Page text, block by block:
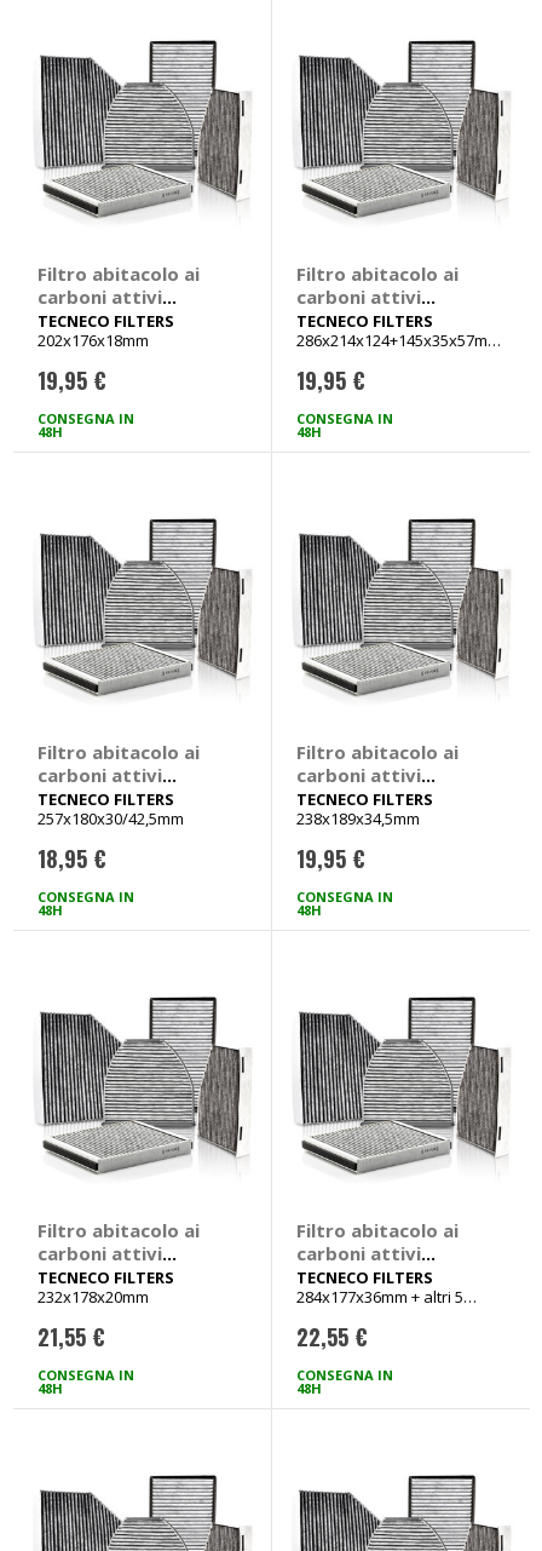
Filtro abitacolo ai
carboni attivi
Carbon Air -
TECNECO FILTERS
Ford Ka
TECNECO FILTERS
202x176x18mm
19,95 €
CONSEGNA IN
48H
Filtro abitacolo ai
carboni attivi
Carbon Air -
TECNECO FILTERS
Alhambra, Altea,
Leon, Toledo, Skoda
Octavia, Superb,
Yeti, Volkswagen
TECNECO FILTERS
286x214x124+145x35x57mm
19,95 €
CONSEGNA IN
48H
Filtro abitacolo ai
carboni attivi
Carbon Air -
TECNECO FILTERS
TECNECO FILTERS
257x180x30/42,5mm
18,95 €
CONSEGNA IN
48H
Filtro abitacolo ai
carboni attivi
Carbon Air -
TECNECO FILTERS
TECNECO FILTERS
238x189x34,5mm
19,95 €
CONSEGNA IN
48H
Filtro abitacolo ai
carboni attivi
Carbon Air -
TECNECO FILTERS
Lancia Delta
TECNECO FILTERS
232x178x20mm
21,55 €
CONSEGNA IN
48H
Filtro abitacolo ai
carboni attivi
Carbon Air -
TECNECO FILTERS
DS4, Peugeot 1007,
307, 308
TECNECO FILTERS
284x177x36mm + altri 5
22,55 €
CONSEGNA IN
48H